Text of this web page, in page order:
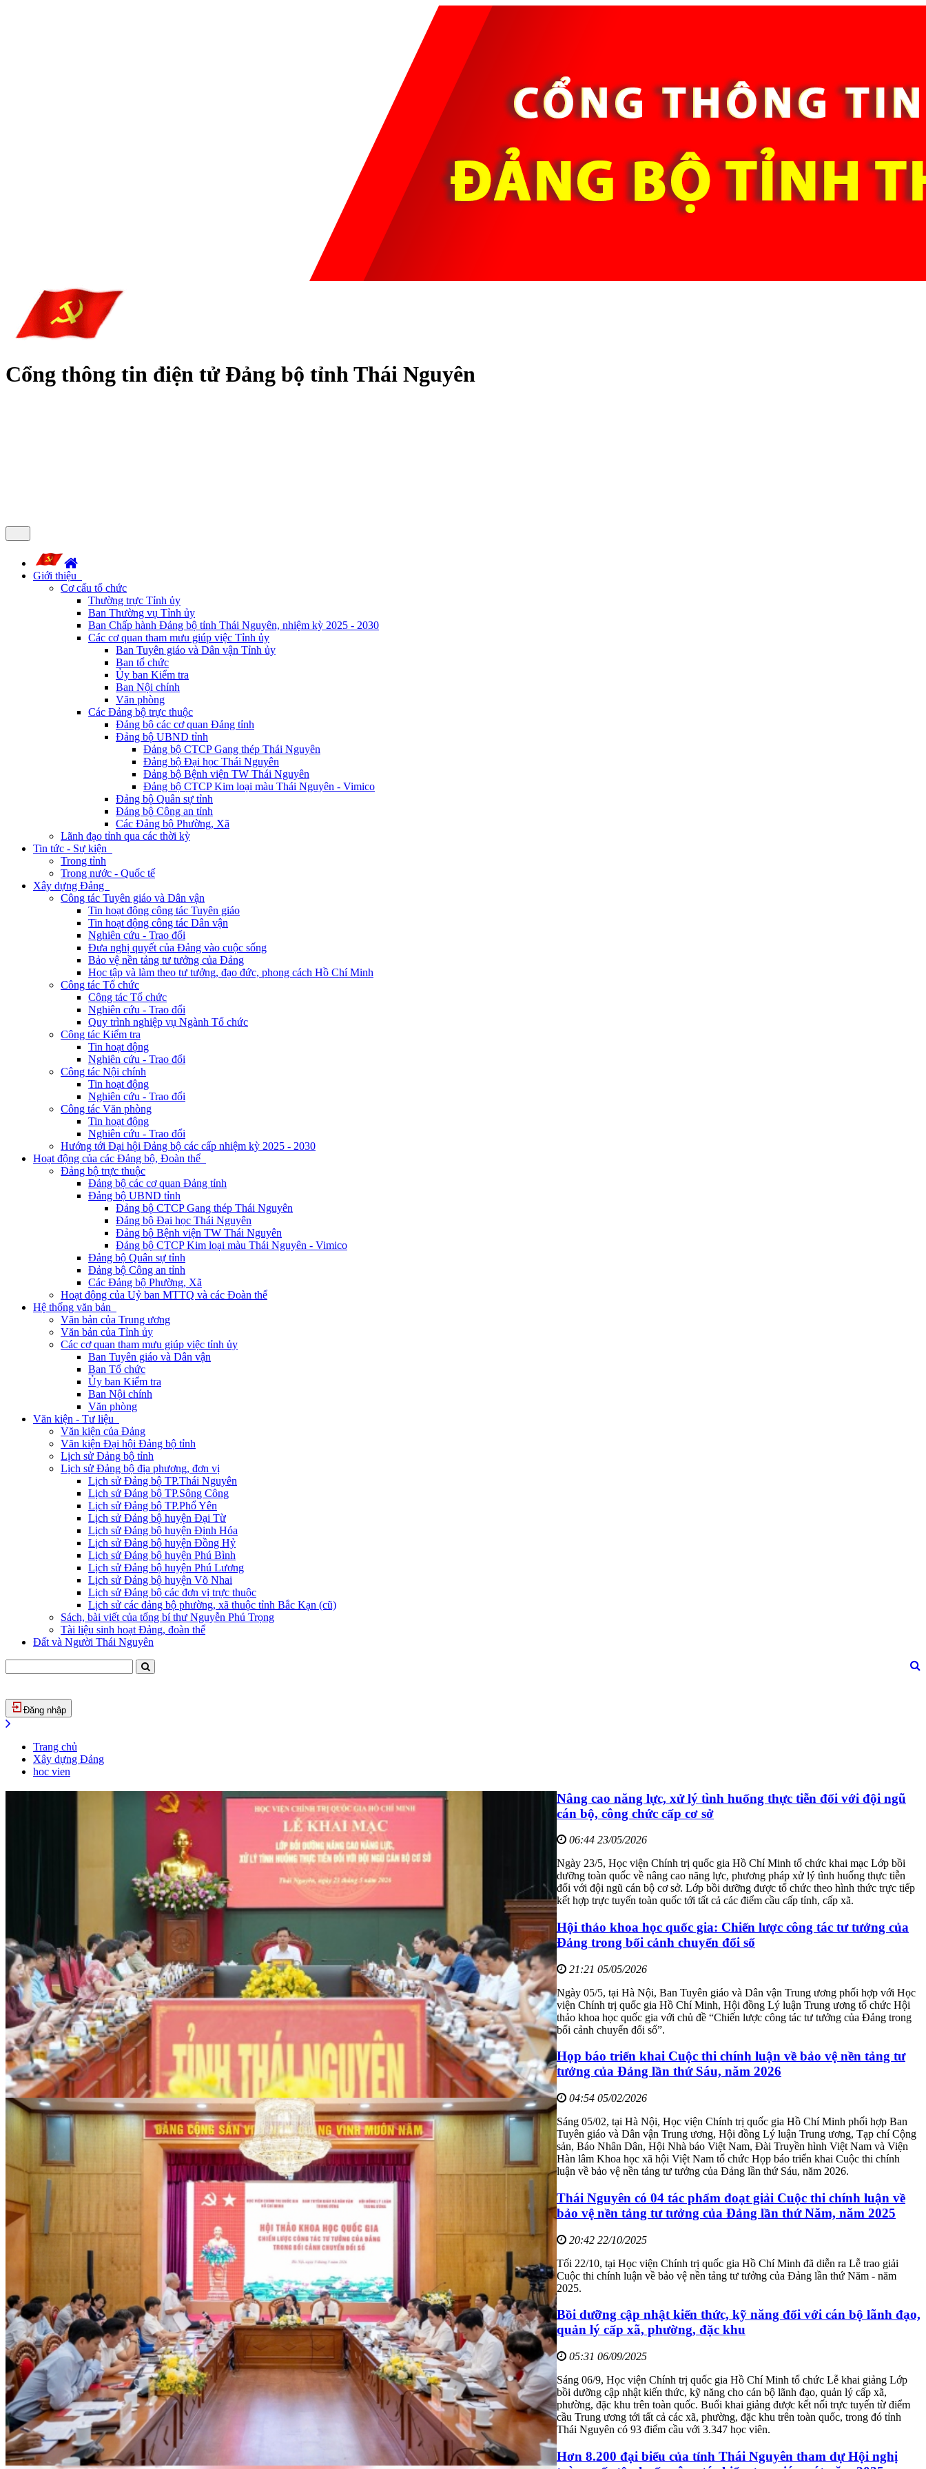
Cổng thông tin điện tử Đảng bộ tỉnh Thái Nguyên
Giới thiệu
Cơ cấu tổ chức
Thường trực Tỉnh ủy
Ban Thường vụ Tỉnh ủy
Ban Chấp hành Đảng bộ tỉnh Thái Nguyên, nhiệm kỳ 2025 - 2030
Các cơ quan tham mưu giúp việc Tỉnh ủy
Ban Tuyên giáo và Dân vận Tỉnh ủy
Ban tổ chức
Ủy ban Kiểm tra
Ban Nội chính
Văn phòng
Các Đảng bộ trực thuộc
Đảng bộ các cơ quan Đảng tỉnh
Đảng bộ UBND tỉnh
Đảng bộ CTCP Gang thép Thái Nguyên
Đảng bộ Đại học Thái Nguyên
Đảng bộ Bệnh viện TW Thái Nguyên
Đảng bộ CTCP Kim loại màu Thái Nguyên - Vimico
Đảng bộ Quân sự tỉnh
Đảng bộ Công an tỉnh
Các Đảng bộ Phường, Xã
Lãnh đạo tỉnh qua các thời kỳ
Tin tức - Sự kiện
Trong tỉnh
Trong nước - Quốc tế
Xây dựng Đảng
Công tác Tuyên giáo và Dân vận
Tin hoạt động công tác Tuyên giáo
Tin hoạt động công tác Dân vận
Nghiên cứu - Trao đổi
Đưa nghị quyết của Đảng vào cuộc sống
Bảo vệ nền tảng tư tưởng của Đảng
Học tập và làm theo tư tưởng, đạo đức, phong cách Hồ Chí Minh
Công tác Tổ chức
Công tác Tổ chức
Nghiên cứu - Trao đổi
Quy trình nghiệp vụ Ngành Tổ chức
Công tác Kiểm tra
Tin hoạt động
Nghiên cứu - Trao đổi
Công tác Nội chính
Tin hoạt động
Nghiên cứu - Trao đổi
Công tác Văn phòng
Tin hoạt động
Nghiên cứu - Trao đổi
Hướng tới Đại hội Đảng bộ các cấp nhiệm kỳ 2025 - 2030
Hoạt động của các Đảng bộ, Đoàn thể
Đảng bộ trực thuộc
Đảng bộ các cơ quan Đảng tỉnh
Đảng bộ UBND tỉnh
Đảng bộ CTCP Gang thép Thái Nguyên
Đảng bộ Đại học Thái Nguyên
Đảng bộ Bệnh viện TW Thái Nguyên
Đảng bộ CTCP Kim loại màu Thái Nguyên - Vimico
Đảng bộ Quân sự tỉnh
Đảng bộ Công an tỉnh
Các Đảng bộ Phường, Xã
Hoạt động của Uỷ ban MTTQ và các Đoàn thể
Hệ thống văn bản
Văn bản của Trung ương
Văn bản của Tỉnh ủy
Các cơ quan tham mưu giúp việc tỉnh ủy
Ban Tuyên giáo và Dân vận
Ban Tổ chức
Ủy ban Kiểm tra
Ban Nội chính
Văn phòng
Văn kiện - Tư liệu
Văn kiện của Đảng
Văn kiện Đại hội Đảng bộ tỉnh
Lịch sử Đảng bộ tỉnh
Lịch sử Đảng bộ địa phương, đơn vị
Lịch sử Đảng bộ TP.Thái Nguyên
Lịch sử Đảng bộ TP.Sông Công
Lịch sử Đảng bộ TP.Phổ Yên
Lịch sử Đảng bộ huyện Đại Từ
Lịch sử Đảng bộ huyện Định Hóa
Lịch sử Đảng bộ huyện Đồng Hỷ
Lịch sử Đảng bộ huyện Phú Bình
Lịch sử Đảng bộ huyện Phú Lương
Lịch sử Đảng bộ huyện Võ Nhai
Lịch sử Đảng bộ các đơn vị trực thuộc
Lịch sử các đảng bộ phường, xã thuộc tỉnh Bắc Kạn (cũ)
Sách, bài viết của tổng bí thư Nguyễn Phú Trọng
Tài liệu sinh hoạt Đảng, đoàn thể
Đất và Người Thái Nguyên
Đăng nhập
Trang chủ
Xây dựng Đảng
hoc vien
Nâng cao năng lực, xử lý tình huống thực tiễn đối với đội ngũ
cán bộ, công chức cấp cơ sở
06:44 23/05/2026
Ngày 23/5, Học viện Chính trị quốc gia Hồ Chí Minh tổ chức khai mạc Lớp bồi
dưỡng toàn quốc về nâng cao năng lực, phương pháp xử lý tình huống thực tiễn
đối với đội ngũ cán bộ cơ sở. Lớp bồi dưỡng được tổ chức theo hình thức trực tiếp
kết hợp trực tuyến toàn quốc tới tất cả các điểm cầu cấp tỉnh, cấp xã.
Hội thảo khoa học quốc gia: Chiến lược công tác tư tưởng của
Đảng trong bối cảnh chuyển đổi số
21:21 05/05/2026
Ngày 05/5, tại Hà Nội, Ban Tuyên giáo và Dân vận Trung ương phối hợp với Học
viện Chính trị quốc gia Hồ Chí Minh, Hội đồng Lý luận Trung ương tổ chức Hội
thảo khoa học quốc gia với chủ đề “Chiến lược công tác tư tưởng của Đảng trong
bối cảnh chuyển đổi số”.
Họp báo triển khai Cuộc thi chính luận về bảo vệ nền tảng tư
tưởng của Đảng lần thứ Sáu, năm 2026
04:54 05/02/2026
Sáng 05/02, tại Hà Nội, Học viện Chính trị quốc gia Hồ Chí Minh phối hợp Ban
Tuyên giáo và Dân vận Trung ương, Hội đồng Lý luận Trung ương, Tạp chí Cộng
sản, Báo Nhân Dân, Hội Nhà báo Việt Nam, Đài Truyền hình Việt Nam và Viện
Hàn lâm Khoa học xã hội Việt Nam tổ chức Họp báo triển khai Cuộc thi chính
luận về bảo vệ nền tảng tư tưởng của Đảng lần thứ Sáu, năm 2026.
Thái Nguyên có 04 tác phẩm đoạt giải Cuộc thi chính luận về
bảo vệ nền tảng tư tưởng của Đảng lần thứ Năm, năm 2025
20:42 22/10/2025
Tối 22/10, tại Học viện Chính trị quốc gia Hồ Chí Minh đã diễn ra Lễ trao giải
Cuộc thi chính luận về bảo vệ nền tảng tư tưởng của Đảng lần thứ Năm - năm
2025.
Bồi dưỡng cập nhật kiến thức, kỹ năng đối với cán bộ lãnh đạo,
quản lý cấp xã, phường, đặc khu
05:31 06/09/2025
Sáng 06/9, Học viện Chính trị quốc gia Hồ Chí Minh tổ chức Lễ khai giảng Lớp
bồi dưỡng cập nhật kiến thức, kỹ năng cho cán bộ lãnh đạo, quản lý cấp xã,
phường, đặc khu trên toàn quốc. Buổi khai giảng được kết nối trực tuyến từ điểm
cầu Trung ương tới tất cả các xã, phường, đặc khu trên toàn quốc, trong đó tỉnh
Thái Nguyên có 93 điểm cầu với 3.347 học viên.
Hơn 8.200 đại biểu của tỉnh Thái Nguyên tham dự Hội nghị